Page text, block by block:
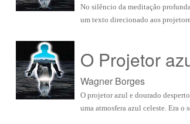
No silêncio da meditação
um texto direcionado aos
O Projetor
Wagner Borges
O projetor azul e dourado
uma atmosfera azul celeste. Era o